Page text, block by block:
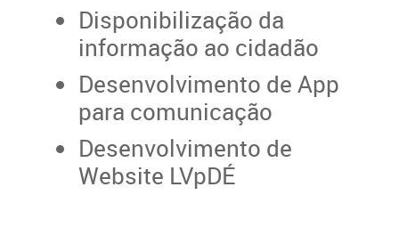
Disponibilização da
informação ao cidadão
Desenvolvimento de App
para comunicação
Desenvolvimento de
Website LVpDÉ